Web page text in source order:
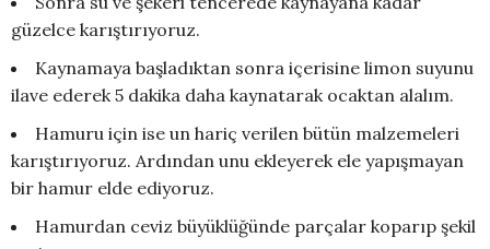
güzelce karıştırıyoruz.
Kaynamaya başladıktan sonra içerisine limon suyunu
ilave ederek 5 dakika daha kaynatarak ocaktan alalım.
Hamuru için ise un hariç verilen bütün malzemeleri
karıştırıyoruz. Ardından unu ekleyerek ele yapışmayan
bir hamur elde ediyoruz.
Hamurdan ceviz büyüklüğünde parçalar koparıp şekil